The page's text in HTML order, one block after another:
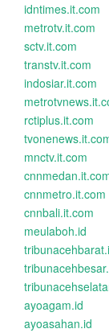
idntimes.it.com
metrotv.it.com
sctv.it.com
transtv.it.com
indosiar.it.com
rctiplus.it.com
mnctv.it.com
cnnmetro.it.com
cnnbali.it.com
meulaboh.id
ayoagam.id
ayoasahan.id